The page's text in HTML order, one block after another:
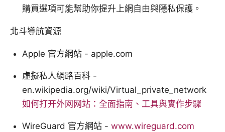
購買選項可能幫助你提升上網自由與隱私保護。
北斗導航資源
Apple 官方網站 - apple.com
虛擬私人網路百科 -
en.wikipedia.org/wiki/Virtual_private_network
如何打开外网网站：全面指南、工具與實作步驟
WireGuard 官方網站 - www.wireguard.com